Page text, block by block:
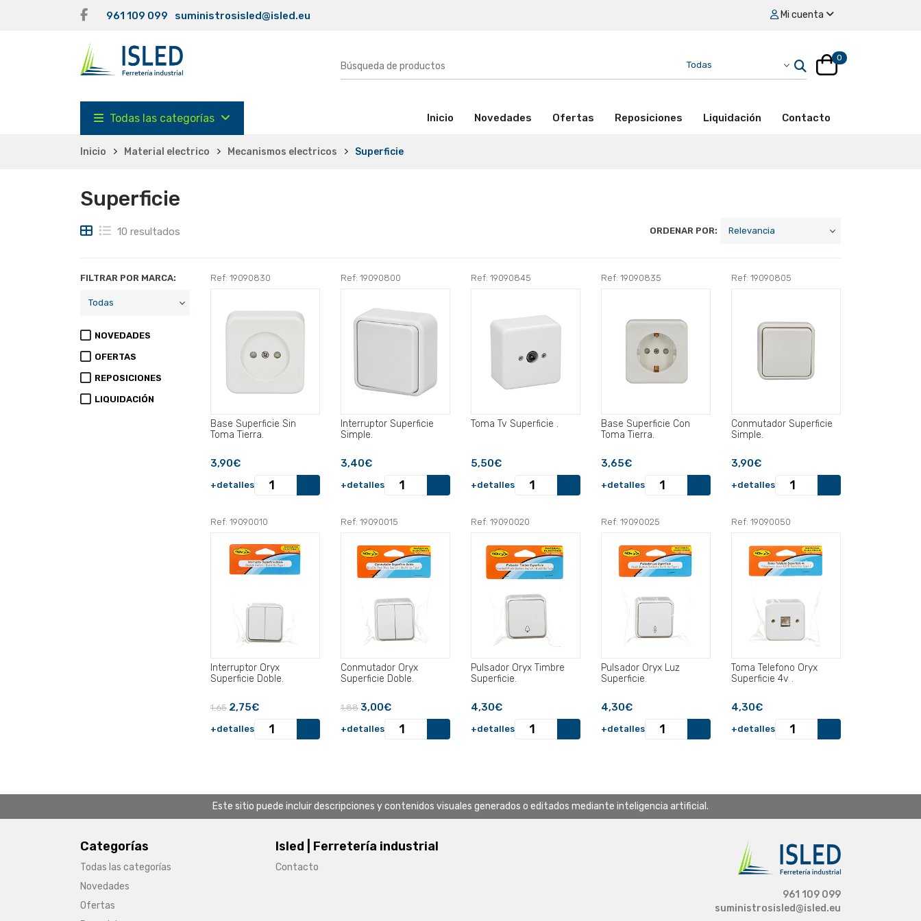
961 109 099 suministrosisled@isled.eu Mi cuenta
0
Todas las categorías Inicio (activo)Novedades Ofertas Reposiciones Liquidación Contacto
Inicio Material electrico Mecanismos electricos Superficie
Superficie
10 resultados ORDENAR POR:
FILTRAR POR MARCA:
NOVEDADES
OFERTAS
REPOSICIONES
LIQUIDACIÓN
Ref: 19090830
Base Superficie Sin
Toma Tierra.
3,90€
+detalles
Ref: 19090800
Interruptor Superficie
Simple.
3,40€
+detalles
Ref: 19090845
Toma Tv Superficie .
5,50€
+detalles
Ref: 19090835
Base Superficie Con
Toma Tierra.
3,65€
+detalles
Ref: 19090805
Conmutador Superficie
Simple.
3,90€
+detalles
Ref: 19090010
Interruptor Oryx
Superficie Doble.
1,65 2,75€
+detalles
Ref: 19090015
Conmutador Oryx
Superficie Doble.
1,88 3,00€
+detalles
Ref: 19090020
Pulsador Oryx Timbre
Superficie.
4,30€
+detalles
Ref: 19090025
Pulsador Oryx Luz
Superficie.
4,30€
+detalles
Ref: 19090050
Toma Telefono Oryx
Superficie 4v .
4,30€
+detalles
Este sitio puede incluir descripciones y contenidos visuales generados o editados mediante inteligencia artificial.
Categorías
Todas las categorías
Novedades
Ofertas
Isled | Ferretería industrial
Contacto
961 109 099
suministrosisled@isled.eu